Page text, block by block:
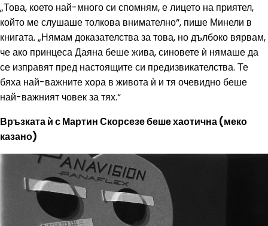
„Това, което най-много си спомням, е лицето на приятел,
който ме слушаше толкова внимателно“, пише Минели в
книгата. „Нямам доказателства за това, но дълбоко вярвам,
че ако принцеса Даяна беше жива, синовете ѝ нямаше да
се изправят пред настоящите си предизвикателства. Те
бяха най-важните хора в живота ѝ и тя очевидно беше
най-важният човек за тях.“
Връзката ѝ с Мартин Скорсезе беше хаотична (меко
казано)